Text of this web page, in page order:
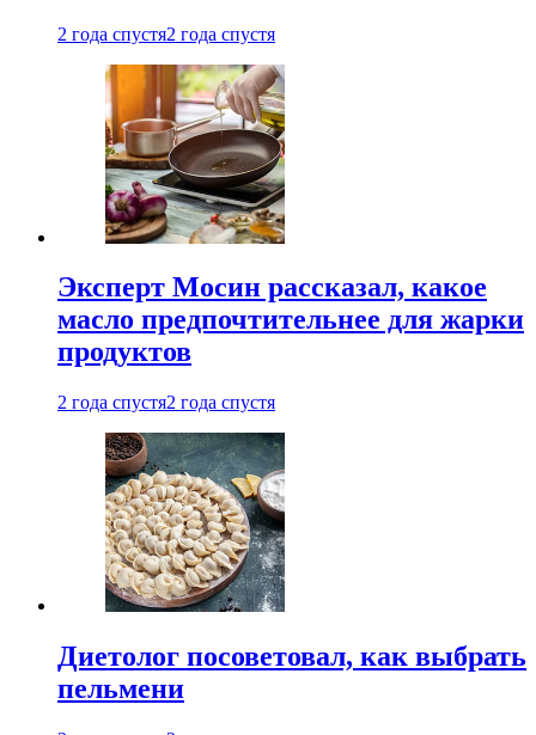
2 года спустя2 года спустя
Эксперт Мосин рассказал, какое
масло предпочтительнее для жарки
продуктов
2 года спустя2 года спустя
Диетолог посоветовал, как выбрать
пельмени